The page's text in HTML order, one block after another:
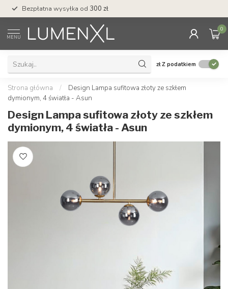
Bezpłatna wysyłka od 300 zł
MENU
0
złZ podatkiem
Strona główna /
Design Lampa sufitowa złoty ze szkłem
dymionym, 4 światła - Asun
Design Lampa sufitowa złoty ze szkłem
dymionym, 4 światła - Asun